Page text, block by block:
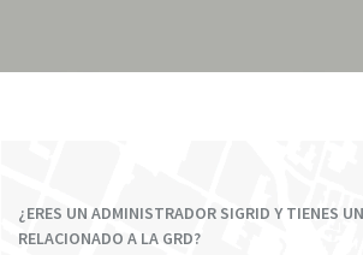
¿ERES UN ADMINISTRADOR SIGRID Y TIENES
RELACIONADO A LA GRD?